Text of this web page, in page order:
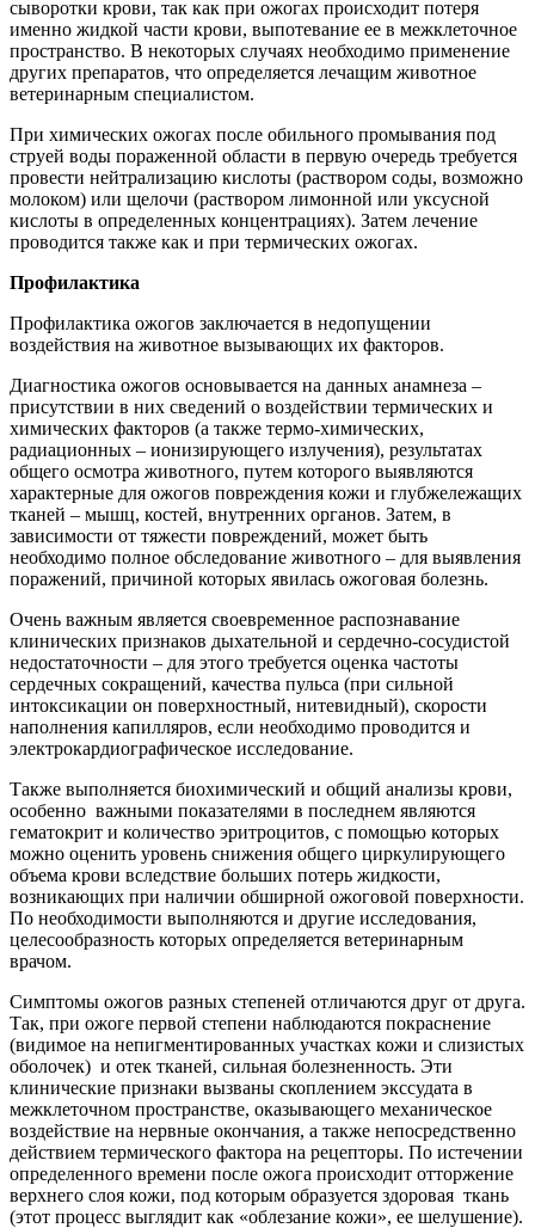
сыворотки крови, так как при ожогах происходит потеря
именно жидкой части крови, выпотевание ее в межклеточное
пространство. В некоторых случаях необходимо применение
других препаратов, что определяется лечащим животное
ветеринарным специалистом.
При химических ожогах после обильного промывания под
струей воды пораженной области в первую очередь требуется
провести нейтрализацию кислоты (раствором соды, возможно
молоком) или щелочи (раствором лимонной или уксусной
кислоты в определенных концентрациях). Затем лечение
проводится также как и при термических ожогах.
Профилактика
Профилактика ожогов заключается в недопущении
воздействия на животное вызывающих их факторов.
Диагностика ожогов основывается на данных анамнеза –
присутствии в них сведений о воздействии термических и
химических факторов (а также термо-химических,
радиационных – ионизирующего излучения), результатах
общего осмотра животного, путем которого выявляются
характерные для ожогов повреждения кожи и глубжележащих
тканей – мышц, костей, внутренних органов. Затем, в
зависимости от тяжести повреждений, может быть
необходимо полное обследование животного – для выявления
поражений, причиной которых явилась ожоговая болезнь.
Очень важным является своевременное распознавание
клинических признаков дыхательной и сердечно-сосудистой
недостаточности – для этого требуется оценка частоты
сердечных сокращений, качества пульса (при сильной
интоксикации он поверхностный, нитевидный), скорости
наполнения капилляров, если необходимо проводится и
электрокардиографическое исследование.
Также выполняется биохимический и общий анализы крови,
особенно важными показателями в последнем являются
гематокрит и количество эритроцитов, с помощью которых
можно оценить уровень снижения общего циркулирующего
объема крови вследствие больших потерь жидкости,
возникающих при наличии обширной ожоговой поверхности.
По необходимости выполняются и другие исследования,
целесообразность которых определяется ветеринарным
врачом.
Симптомы ожогов разных степеней отличаются друг от друга.
Так, при ожоге первой степени наблюдаются покраснение
(видимое на непигментированных участках кожи и слизистых
оболочек) и отек тканей, сильная болезненность. Эти
клинические признаки вызваны скоплением экссудата в
межклеточном пространстве, оказывающего механическое
воздействие на нервные окончания, а также непосредственно
действием термического фактора на рецепторы. По истечении
определенного времени после ожога происходит отторжение
верхнего слоя кожи, под которым образуется здоровая ткань
(этот процесс выглядит как «облезание кожи», ее шелушение).